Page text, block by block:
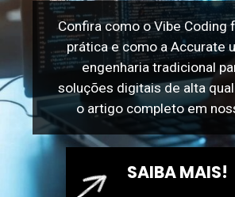
Confira como o Vibe Coding
prática e como a Accurate
engenharia tradicional
soluções digitais de alta
o artigo completo em
SAIBA MAIS!